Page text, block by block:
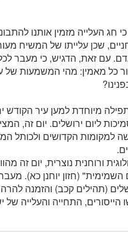
חג העלייה מזמין אותנו
שכן עלייתו של המשיח
עם זאת, הדגיש, כי מעבר
כל מאמין: מהי המשמעות של
מיוחדת למען עיר הקודש
ליום ירושלים. יום זה,
למקומות הקדושים
ורוחנית נוצרית, יום זה
השמימית" (חזון יוחנן כא).
(תהילים קכב) והזמנה
התחייה והעלייה של